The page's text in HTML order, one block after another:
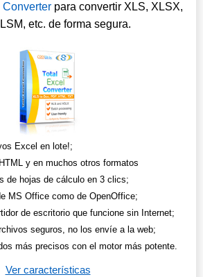
Converterpara convertir XLS, XLSX,
etc. de forma segura.
Excel en lote!;
y en muchos otros formatos
de hojas de cálculo en 3 clics;
MS Office como de OpenOffice;
de escritorio que funcione sin Internet;
seguros, no los envíe a la web;
más precisos con el motor más potente.
Ver características